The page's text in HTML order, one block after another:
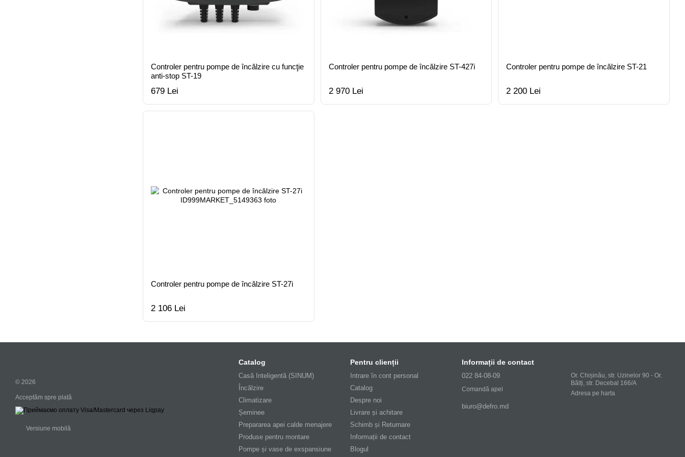
Controler pentru pompe de încălzire cu funcţie
anti-stop ST-19
679 Lei
Controler pentru pompe de încălzire ST-427i
2 970 Lei
Controler pentru pompe de încălzire ST-21
2 200 Lei
Controler pentru pompe de încălzire ST-27i
2 106 Lei
© 2026
Acceptăm spre plată
Versiune mobilă
Catalog
Casă Inteligentă (SINUM)
Încălzire
Climatizare
Șeminee
Prepararea apei calde menajere
Produse pentru montare
Pompe și vase de exspansiune
Pentru clienții
Intrare în cont personal
Catalog
Despre noi
Livrare și achitare
Schimb și Returnare
Informații de contact
Blogul
Informații de contact
022 84-08-09
Comandă apel
biuro@defro.md
Or. Chișinău, str. Uzinelor 90 - Or.
Bălți, str. Decebal 166/A
Adresa pe harta